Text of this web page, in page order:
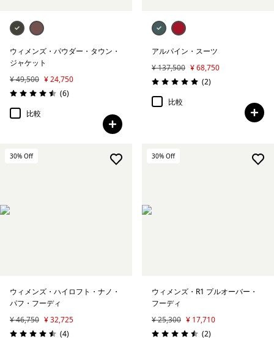
ウィメンズ・パウダー・タウン・
ジャケット
¥ 49,500 ¥ 24,750
評価: 4.5 / 5
(6レビュー
)
比較
アルパイン・スーツ
¥ 137,500 ¥ 68,750
評価: 5.0 / 5
(2レビュー
)
比較
30% Off
ウィメンズ・ハイロフト・ナノ・
パフ・フーディ
¥ 46,750 ¥ 32,725
評価: 4.5 / 5
(4レビュー
)
30% Off
ウィメンズ・R1 プルオーバー・
フーディ
¥ 25,300 ¥ 17,710
評価: 4.5 / 5
(2レビュー
)